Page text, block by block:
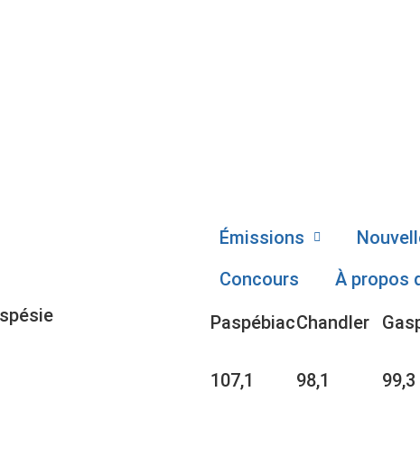
Émissions
Concours
À propos
Paspébiac
107,1
Chandler
98,1 99,3